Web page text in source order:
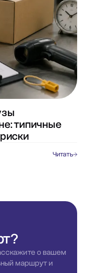
типичные
Читать
о вашем
маршрут и